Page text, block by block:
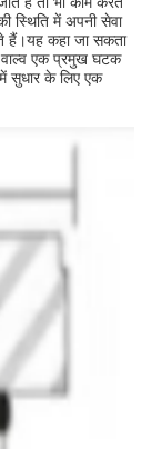
स्थिति में अपनी सेवा
हैं।यह कहा जा सकता
वाल्व एक प्रमुख घटक
सुधार के लिए एक